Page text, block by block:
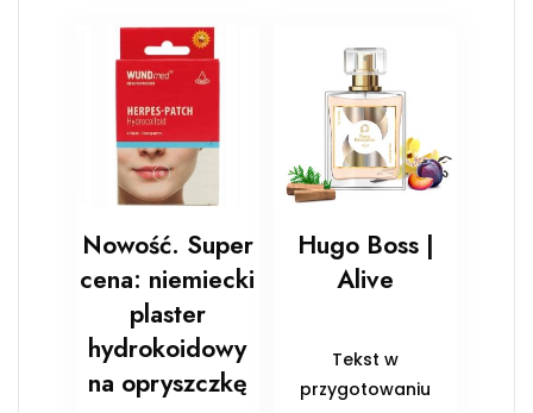
Nowość. Super
cena: niemiecki
plaster
hydrokoidowy
na opryszczkę
Hugo Boss |
Alive
Tekst w
przygotowaniu